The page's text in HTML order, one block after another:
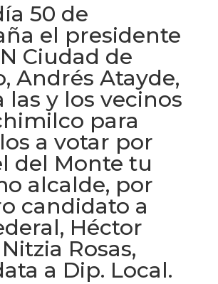
50 de
el presidente
Ciudad de
Andrés Atayde,
las y los vecinos
para
a votar por
del Monte tu
alcalde, por
candidato a
Héctor
Rosas,
a Dip. Local.